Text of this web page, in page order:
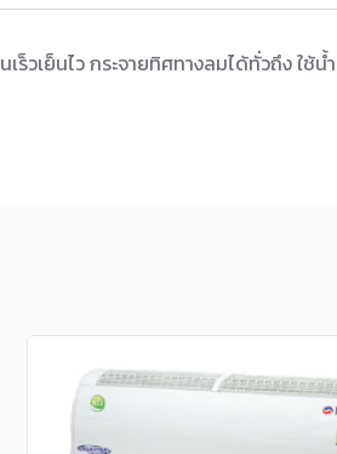
ร็วเย็นไว กระจายทิศทางลมได้ทั่วถึง ใ